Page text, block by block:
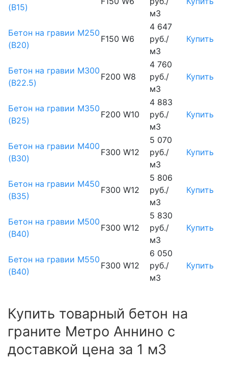
(B15)
м3
Бетон на гравии М250
(B20)
F150 W6
4 647
руб./
м3
Купить
Бетон на гравии М300
(B22.5)
F200 W8
4 760
руб./
м3
Купить
Бетон на гравии М350
(B25)
F200 W10
4 883
руб./
м3
Купить
Бетон на гравии М400
(B30)
F300 W12
5 070
руб./
м3
Купить
Бетон на гравии М450
(В35)
F300 W12
5 806
руб./
м3
Купить
Бетон на гравии М500
(В40)
F300 W12
5 830
руб./
м3
Купить
Бетон на гравии М550
(В40)
F300 W12
6 050
руб./
м3
Купить
Купить товарный бетон на
граните Метро Аннино с
доставкой цена за 1 м3